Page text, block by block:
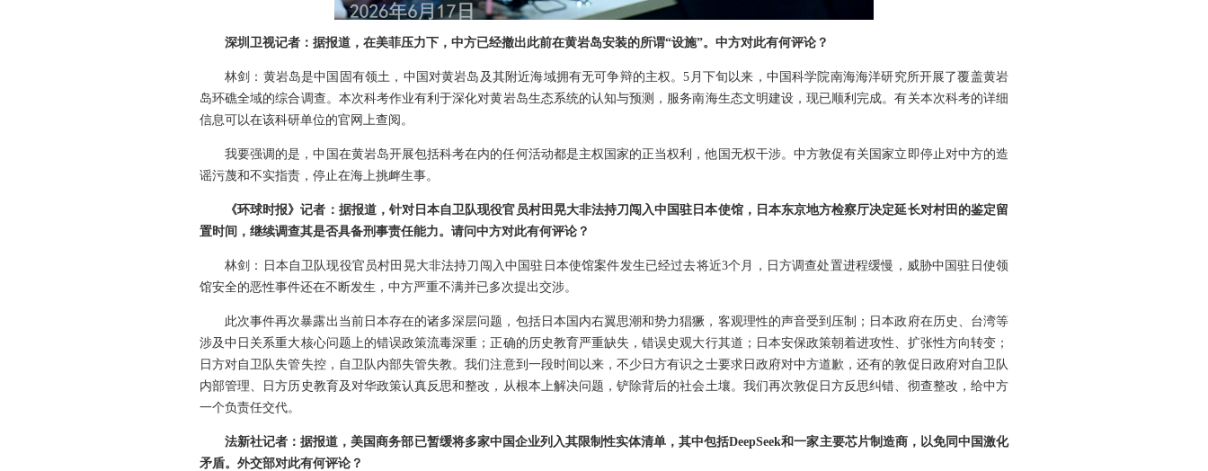
深圳卫视记者：据报道，在美菲压力下，中方已经撤出此前在黄岩岛安装的所谓“设施”。中方对此有何评论？
林剑：黄岩岛是中国固有领土，中国对黄岩岛及其附近海域拥有无可争辩的主权。5月下旬以来，中国科学院南海海洋研究所开展了覆盖黄岩
岛环礁全域的综合调查。本次科考作业有利于深化对黄岩岛生态系统的认知与预测，服务南海生态文明建设，现已顺利完成。有关本次科考的详细
信息可以在该科研单位的官网上查阅。
我要强调的是，中国在黄岩岛开展包括科考在内的任何活动都是主权国家的正当权利，他国无权干涉。中方敦促有关国家立即停止对中方的造
谣污蔑和不实指责，停止在海上挑衅生事。
《环球时报》记者：据报道，针对日本自卫队现役官员村田晃大非法持刀闯入中国驻日本使馆，日本东京地方检察厅决定延长对村田的鉴定留
置时间，继续调查其是否具备刑事责任能力。请问中方对此有何评论？
林剑：日本自卫队现役官员村田晃大非法持刀闯入中国驻日本使馆案件发生已经过去将近3个月，日方调查处置进程缓慢，威胁中国驻日使领
馆安全的恶性事件还在不断发生，中方严重不满并已多次提出交涉。
此次事件再次暴露出当前日本存在的诸多深层问题，包括日本国内右翼思潮和势力猖獗，客观理性的声音受到压制；日本政府在历史、台湾等
涉及中日关系重大核心问题上的错误政策流毒深重；正确的历史教育严重缺失，错误史观大行其道；日本安保政策朝着进攻性、扩张性方向转变；
日方对自卫队失管失控，自卫队内部失管失教。我们注意到一段时间以来，不少日方有识之士要求日政府对中方道歉，还有的敦促日政府对自卫队
内部管理、日方历史教育及对华政策认真反思和整改，从根本上解决问题，铲除背后的社会土壤。我们再次敦促日方反思纠错、彻查整改，给中方
一个负责任交代。
法新社记者：据报道，美国商务部已暂缓将多家中国企业列入其限制性实体清单，其中包括DeepSeek和一家主要芯片制造商，以免同中国激化
矛盾。外交部对此有何评论？